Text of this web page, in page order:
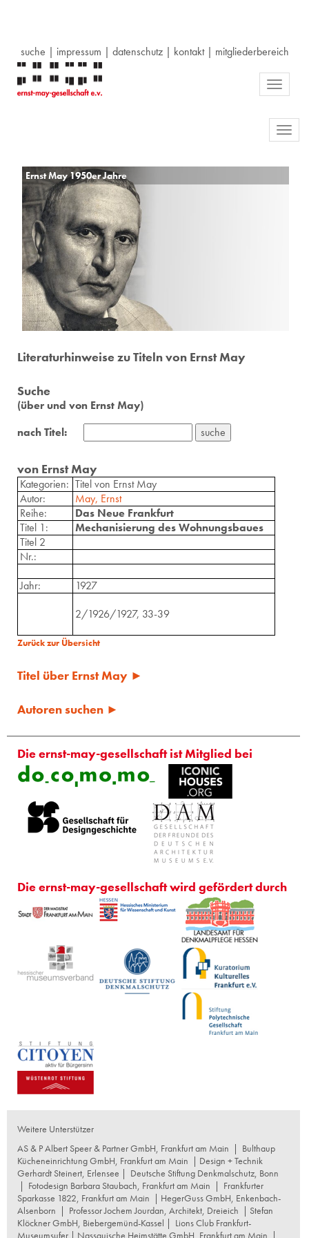
suche | impressum | datenschutz| kontakt| mitgliederbereich
Toggle
Ernst May 1950er Jahre
Literaturhinweise zu Titeln von Ernst May
Suche
(über und von Ernst May)
nach Titel:
von Ernst May
Kategorien: Titel von Ernst May
Autor:
May, Ernst
Reihe:
Das Neue Frankfurt
Titel 1:
Mechanisierung des Wohnungsbaues
Titel 2
Nr.:
Jahr:
1927
2/1926/1927, 33-39
Zurück zur Übersicht
Titel über Ernst May ►
Autoren suchen ►
Die ernst-may-gesellschaft ist Mitglied bei
Die ernst-may-gesellschaft wird gefördert durch
Weitere Unterstützer
AS & P Albert Speer & Partner GmbH, Frankfurt am Main | Bulthaup
Kücheneinrichtung GmbH, Frankfurt am Main | Design + Technik
Gerhardt Steinert, Erlensee | Deutsche Stiftung Denkmalschutz, Bonn
| Fotodesign Barbara Staubach, Frankfurt am Main | Frankfurter
Sparkasse 1822, Frankfurt am Main | HegerGuss GmbH, Enkenbach-
Alsenborn | Professor Jochem Jourdan, Architekt, Dreieich | Stefan
Klöckner GmbH, Biebergemünd-Kassel | Lions Club Frankfurt-
Museumsufer | Nassauische Heimstätte GmbH, Frankfurt am Main |